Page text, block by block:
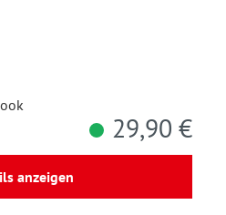
29,90 €
anzeigen